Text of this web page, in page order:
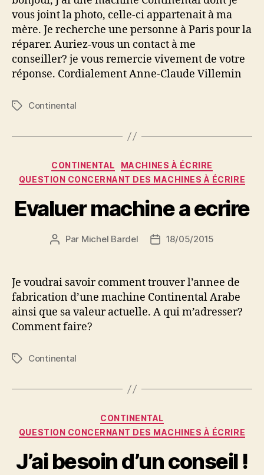
vous joint la photo, celle-ci appartenait à ma
mère. Je recherche une personne à Paris pour la
réparer. Auriez-vous un contact à me
conseiller? je vous remercie vivement de votre
réponse. Cordialement Anne-Claude Villemin
Étiquettes
Continental
Catégories
CONTINENTAL
MACHINES À ÉCRIRE
QUESTION CONCERNANT DES MACHINES À ÉCRIRE
Evaluer machine a ecrire
Auteur
Par Michel Bardel
Date18/05/2015
Je voudrai savoir comment trouver l’annee de
fabrication d’une machine Continental Arabe
ainsi que sa valeur actuelle. A qui m’adresser?
Comment faire?
Étiquettes
Continental
Catégories
CONTINENTAL
QUESTION CONCERNANT DES MACHINES À ÉCRIRE
J’ai besoin d’un conseil !